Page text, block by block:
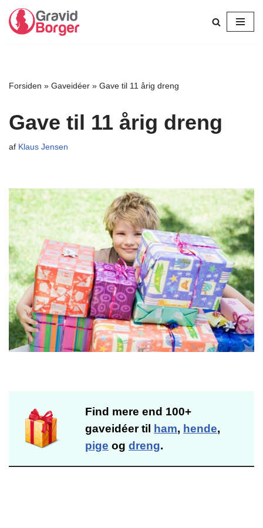
Spring
Forsiden » Gaveidéer » Gave til 11 årig dreng
Gave til 11 årig dreng
af Klaus Jensen
Find mere end 100+
gaveidéer til ham, hende,
pige og dreng.